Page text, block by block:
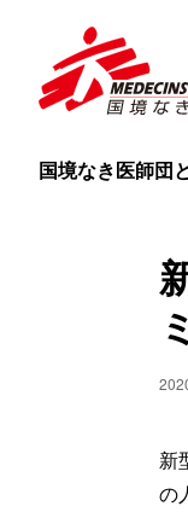
国境なき医師団
新
の